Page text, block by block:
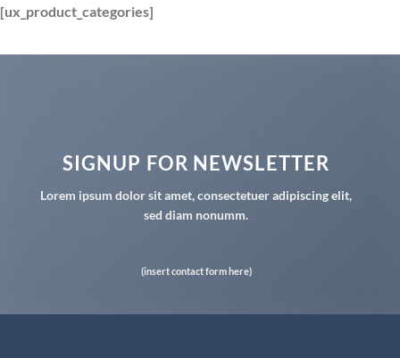
[ux_product_categories]
SIGNUP FOR NEWSLETTER
Lorem ipsum dolor sit amet, consectetuer adipiscing elit,
sed diam nonumm.
(insert contact form here)